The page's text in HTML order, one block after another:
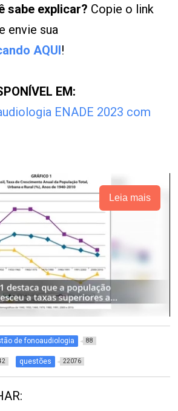
sabe explicar? Copie o link
envie sua
AQUI!
EM:
ENADE 2023 com
Leia mais
de fonoaudiologia 88
questões 22076